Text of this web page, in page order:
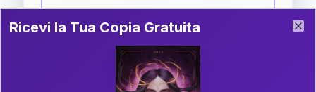
Guida completa di Coppia
Il libro è in fase di scrittura. Iscriviti alla newsletter
per ricevere aggiornamenti!
Ricevi la Tua Copia Gratuita del Libro
Ricevi la Tua Copia Gratuita